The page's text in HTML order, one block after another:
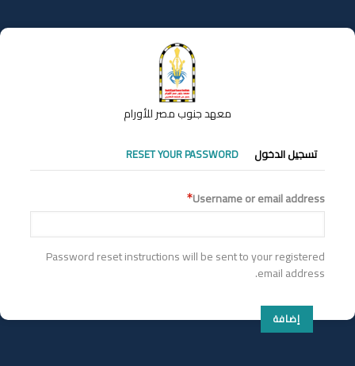
إلى
المحتوى
معهد جنوب مصر للأورام
التبويبات
الأساسية
تسجيل الدخول RESET YOUR PASSWORD
Username or email address
Password reset instructions will be sent to your registered
email address.